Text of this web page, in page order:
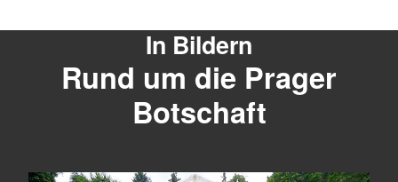
In Bildern
Rund um die Prager
Botschaft